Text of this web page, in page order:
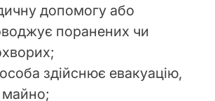
допомогу або
поранених чи
здійснює евакуацію,
майно;